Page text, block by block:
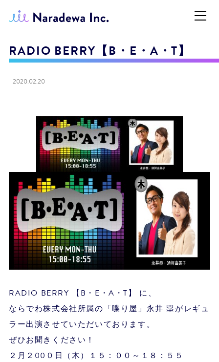
RADIO BERRY【B・E・A・T】
2020.02.20
RADIO BERRY 【B・E・A・T】 に、
ならでわ株式会社所属の「喋り屋」永井 塁がレギュ
ラー出演させていただいております。
ぜひお聞きください！
２月２00０日（木）１５：００～１８：５５